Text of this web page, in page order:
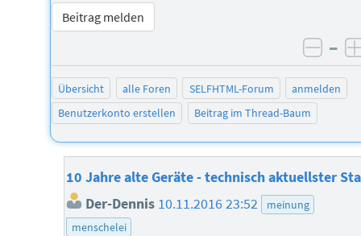
Beitrag melden
–
Übersicht alle Foren SELFHTML-Forum
anmelden
Benutzerkonto erstellen
Beitrag im Thread-Baum
10 Jahre alte Geräte - technisch aktuellster
Der-Dennis 10.11.2016 23:52
meinung
menschelei